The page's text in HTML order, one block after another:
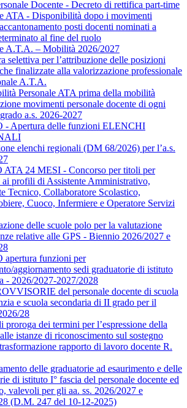
Docente - Decreto di rettifica part-time
ATA - Disponibilità dopo i movimenti
posti docenti nominati a
al fine del ruolo
A.T.A. – Mobilità 2026/2027
selettiva per l’attribuzione delle posizioni
finalizzate alla valorizzazione professionale
A.T.A.
Personale ATA prima della mobilità
movimenti personale docente di ogni
a.s. 2026-2027
- Apertura delle funzioni ELENCHI
elenchi regionali (DM 68/2026) per l’a.s.
24 MESI - Concorso per titoli per
ai profili di Assistente Amministrativo,
Tecnico, Collaboratore Scolastico,
Cuoco, Infermiere e Operatore Servizi
delle scuole polo per la valutazione
relative alle GPS - Biennio 2026/2027 e
apertura funzioni per
aggiornamento sedi graduatorie di istituto
- 2026/2027-2027/2028
del personale docente di scuola
e scuola secondaria di II grado per il
28
proroga dei termini per l’espressione della
istanze di riconoscimento sul sostegno
rapporto di lavoro docente R.
delle graduatorie ad esaurimento e delle
di istituto I° fascia del personale docente ed
valevoli per gli aa. ss. 2026/2027 e
(D.M. 247 del 10-12-2025)